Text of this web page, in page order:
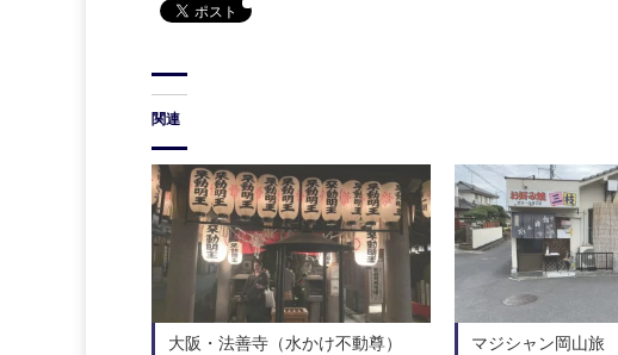
関連
大阪・法善寺（水かけ不動尊）
マジシャン岡山旅